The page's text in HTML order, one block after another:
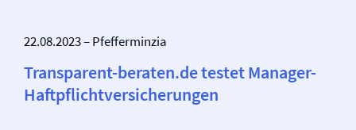
22.08.2023 – Pfefferminzia
Transparent-beraten.de testet Manager-
Haftpflicht­versicherungen